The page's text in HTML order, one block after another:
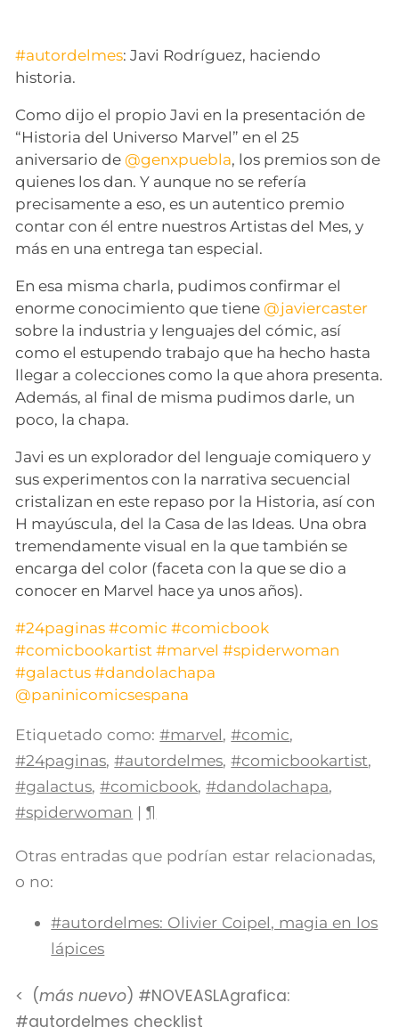
#autordelmes: Javi Rodríguez, haciendo
historia.
Como dijo el propio Javi en la presentación de
“Historia del Universo Marvel” en el 25
aniversario de @genxpuebla, los premios son de
quienes los dan. Y aunque no se refería
precisamente a eso, es un autentico premio
contar con él entre nuestros Artistas del Mes, y
más en una entrega tan especial.
En esa misma charla, pudimos confirmar el
enorme conocimiento que tiene @javiercaster
sobre la industria y lenguajes del cómic, así
como el estupendo trabajo que ha hecho hasta
llegar a colecciones como la que ahora presenta.
Además, al final de misma pudimos darle, un
poco, la chapa.
Javi es un explorador del lenguaje comiquero y
sus experimentos con la narrativa secuencial
cristalizan en este repaso por la Historia, así con
H mayúscula, del la Casa de las Ideas. Una obra
tremendamente visual en la que también se
encarga del color (faceta con la que se dio a
conocer en Marvel hace ya unos años).
#24paginas #comic #comicbook
#comicbookartist #marvel #spiderwoman
#galactus #dandolachapa
@paninicomicsespana
Etiquetado como: #marvel,#comic,
#24paginas,#autordelmes,#comicbookartist,
#galactus,#comicbook,#dandolachapa,
#spiderwoman |¶
Otras entradas que podrían estar relacionadas,
o no:
#autordelmes: Olivier Coipel, magia en los
lápices
(más nuevo) #NOVEASLAgrafica:
#autordelmes checklist